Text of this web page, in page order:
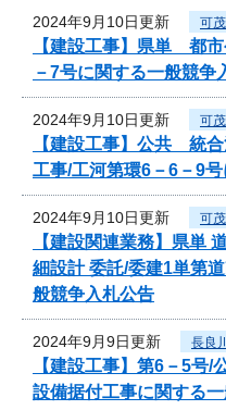
2024年9月10日更新 可
【建設工事】県単 都
－7号に関する一般競争
2024年9月10日更新 可
【建設工事】公共 統
工事/工河第環6－6－9
2024年9月10日更新 可
【建設関連業務】県単
細設計 委託/委建1単第
般競争入札公告
2024年9月9日更新 長良
【建設工事】第6－5号/
設備据付工事に関する